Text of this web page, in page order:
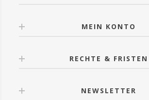
MEIN KONTO
RECHTE & FRISTEN
NEWSLETTER